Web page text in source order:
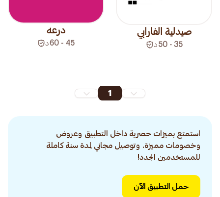
صيدلية الفارابي
35 - 50 د
درعه
45 - 60 د
1
استمتع بميزات حصرية داخل التطبيق وعروض
وخصومات مميزة. وتوصيل مجاني لمدة سنة كاملة
للمستخدمين الجدد!
حمل التطبيق الآن